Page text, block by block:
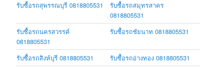
รับซื้อรถสุพรรณบุรี 0818805531
รับซื้อรถสมุทรสาคร
0818805531
รับซื้อรถนครสวรรค์
0818805531
รับซื้อรถชัยนาท 0818805531
รับซื้อรถสิงห์บุรี 0818805531
รับซื้อรถอ่างทอง 0818805531